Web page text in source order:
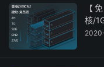
【
核/